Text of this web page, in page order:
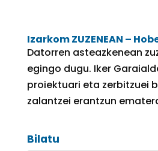
Izarkom ZUZENEAN –
Datorren asteazkenean
egingo dugu. Iker
proiektuari eta zerbitzuei
zalantzei erantzun
Bilatu